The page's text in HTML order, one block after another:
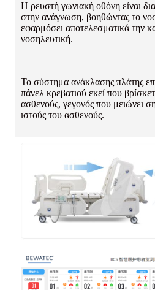
Η ρευστή γωνιακή οθόνη είναι
στην ανάγνωση, βοηθώντας το
εφαρμόσει αποτελεσματικά την
νοσηλευτική.
Το σύστημα ανάκλασης πλάτης
πάνελ κρεβατιού εκεί που
ασθενούς, γεγονός που μειώνει
ιστούς του ασθενούς.